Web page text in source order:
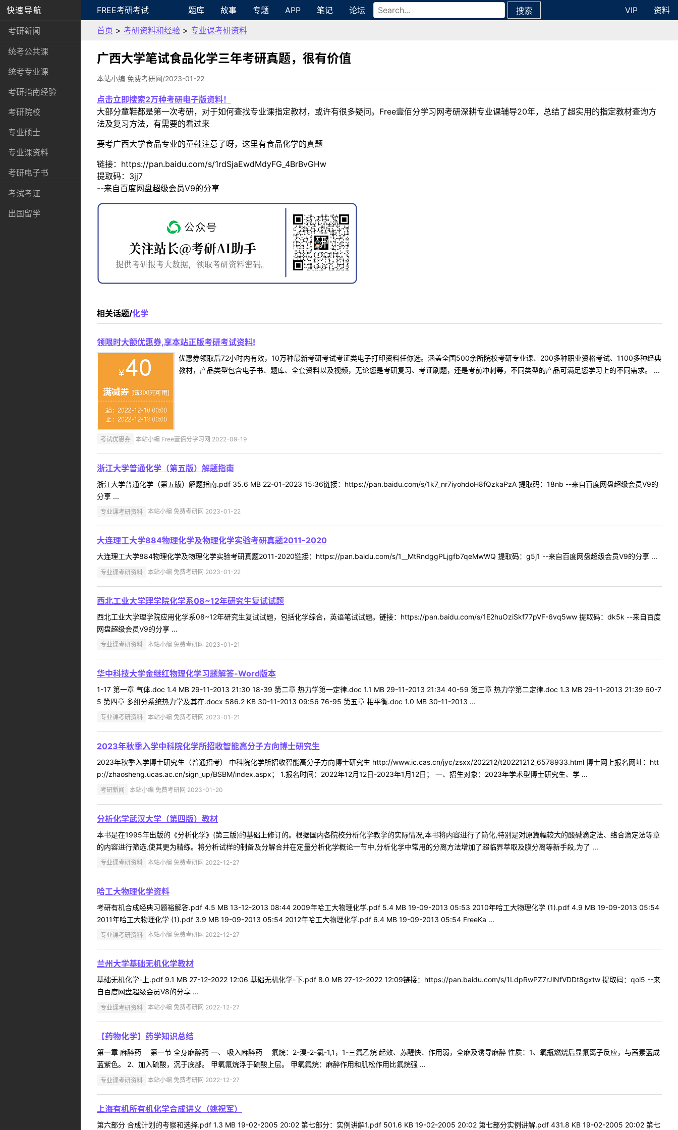
快速导航
考研新闻
统考公共课
统考专业课
考研指南经验
考研院校
专业硕士
专业课资料
考研电子书
考试考证
出国留学
FREE考研考试 题库 故事 专题 APP 笔记 论坛 搜索 VIP
资料
首页 > 考研资料和经验 > 专业课考研资料
广西大学笔试食品化学三年考研真题，很有价值
本站小编 免费考研网/2023-01-22
点击立即搜索2万种考研电子版资料！
大部分童鞋都是第一次考研，对于如何查找专业课指定教材，或许有很多疑问。Free壹佰分学习网考研深耕专业课辅导20年，总结了超实用的指定教材查询方
法及复习方法，有需要的看过来
要考广西大学食品专业的童鞋注意了呀，这里有食品化学的真题
链接：https://pan.baidu.com/s/1rdSjaEwdMdyFG_4BrBvGHw
提取码：3jj7
--来自百度网盘超级会员V9的分享
相关话题/化学
领限时大额优惠券,享本站正版考研考试资料!
优惠券领取后72小时内有效，10万种最新考研考试考证类电子打印资料任你选。涵盖全国500余所院校考研专业课、200多种职业资格考试、1100多种经典
教材，产品类型包含电子书、题库、全套资料以及视频，无论您是考研复习、考证刷题，还是考前冲刺等，不同类型的产品可满足您学习上的不同需求。 ...
考试优惠券 本站小编 Free壹佰分学习网 2022-09-19
浙江大学普通化学（第五版）解题指南
浙江大学普通化学（第五版）解题指南.pdf 35.6 MB 22-01-2023 15:36链接：https://pan.baidu.com/s/1k7_nr7iyohdoH8fQzkaPzA 提取码：18nb --来自百度网盘超级会员V9的
分享 ...
专业课考研资料 本站小编 免费考研网 2023-01-22
大连理工大学884物理化学及物理化学实验考研真题2011-2020
大连理工大学884物理化学及物理化学实验考研真题2011-2020链接：https://pan.baidu.com/s/1__MtRndggPLjgfb7qeMwWQ 提取码：g5j1 --来自百度网盘超级会员V9的分享 ...
专业课考研资料 本站小编 免费考研网 2023-01-22
西北工业大学理学院化学系08~12年研究生复试试题
西北工业大学理学院应用化学系08~12年研究生复试试题，包括化学综合，英语笔试试题。链接：https://pan.baidu.com/s/1E2huOziSkf77pVF-6vq5ww 提取码：dk5k --来自百度
网盘超级会员V9的分享 ...
专业课考研资料 本站小编 免费考研网 2023-01-21
华中科技大学金继红物理化学习题解答-Word版本
1-17 第一章 气体.doc 1.4 MB 29-11-2013 21:30 18-39 第二章 热力学第一定律.doc 1.1 MB 29-11-2013 21:34 40-59 第三章 热力学第二定律.doc 1.3 MB 29-11-2013 21:39 60-7
5 第四章 多组分系统热力学及其在.docx 586.2 KB 30-11-2013 09:56 76-95 第五章 相平衡.doc 1.0 MB 30-11-2013 ...
专业课考研资料 本站小编 免费考研网 2023-01-21
2023年秋季入学中科院化学所招收智能高分子方向博士研究生
2023年秋季入学博士研究生（普通招考） 中科院化学所招收智能高分子方向博士研究生 http://www.ic.cas.cn/jyc/zsxx/202212/t20221212_6578933.html 博士网上报名网址：htt
p://zhaosheng.ucas.ac.cn/sign_up/BSBM/index.aspx； 1.报名时间：2022年12月12日-2023年1月12日； 一、招生对象：2023年学术型博士研究生、学 ...
考研新闻 本站小编 免费考研网 2023-01-20
分析化学武汉大学（第四版）教材
本书是在1995年出版的《分析化学》(第三版)的基础上修订的。根据国内各院校分析化学教学的实际情况,本书将内容进行了简化,特别是对原篇幅较大的酸碱滴定法、络合滴定法等章
的内容进行筛选,使其更为精练。将分析试样的制备及分解合并在定量分析化学概论一节中,分析化学中常用的分离方法增加了超临界萃取及膜分离等新手段,为了 ...
专业课考研资料 本站小编 免费考研网 2022-12-27
哈工大物理化学资料
考研有机合成经典习题裕解答.pdf 4.5 MB 13-12-2013 08:44 2009年哈工大物理化学.pdf 5.4 MB 19-09-2013 05:53 2010年哈工大物理化学 (1).pdf 4.9 MB 19-09-2013 05:54
2011年哈工大物理化学 (1).pdf 3.9 MB 19-09-2013 05:54 2012年哈工大物理化学.pdf 6.4 MB 19-09-2013 05:54 FreeKa ...
专业课考研资料 本站小编 免费考研网 2022-12-27
兰州大学基础无机化学教材
基础无机化学-上.pdf 9.1 MB 27-12-2022 12:06 基础无机化学-下.pdf 8.0 MB 27-12-2022 12:09链接：https://pan.baidu.com/s/1LdpRwPZ7rJlNfVDDt8gxtw 提取码：qoi5 --来
自百度网盘超级会员V8的分享 ...
专业课考研资料 本站小编 免费考研网 2022-12-27
【药物化学】药学知识总结
第一章 麻醉药 第一节 全身麻醉药 一、 吸入麻醉药 氟烷：2-溴-2-氯-1,1，1-三氟乙烷 起效、苏醒快、作用弱，全麻及诱导麻醉 性质：1、氧瓶燃烧后显氟离子反应，与茜素蓝成
蓝紫色。 2、加入硫酸，沉于底部。 甲氧氟烷浮于硫酸上层。 甲氧氟烷：麻醉作用和肌松作用比氟烷强 ...
专业课考研资料 本站小编 免费考研网 2022-12-27
上海有机所有机化学合成讲义（姚祝军）
第六部分 合成计划的考察和选择.pdf 1.3 MB 19-02-2005 20:02 第七部分：实例讲解1.pdf 501.6 KB 19-02-2005 20:02 第七部分实例讲解.pdf 431.8 KB 19-02-2005 20:02 第七